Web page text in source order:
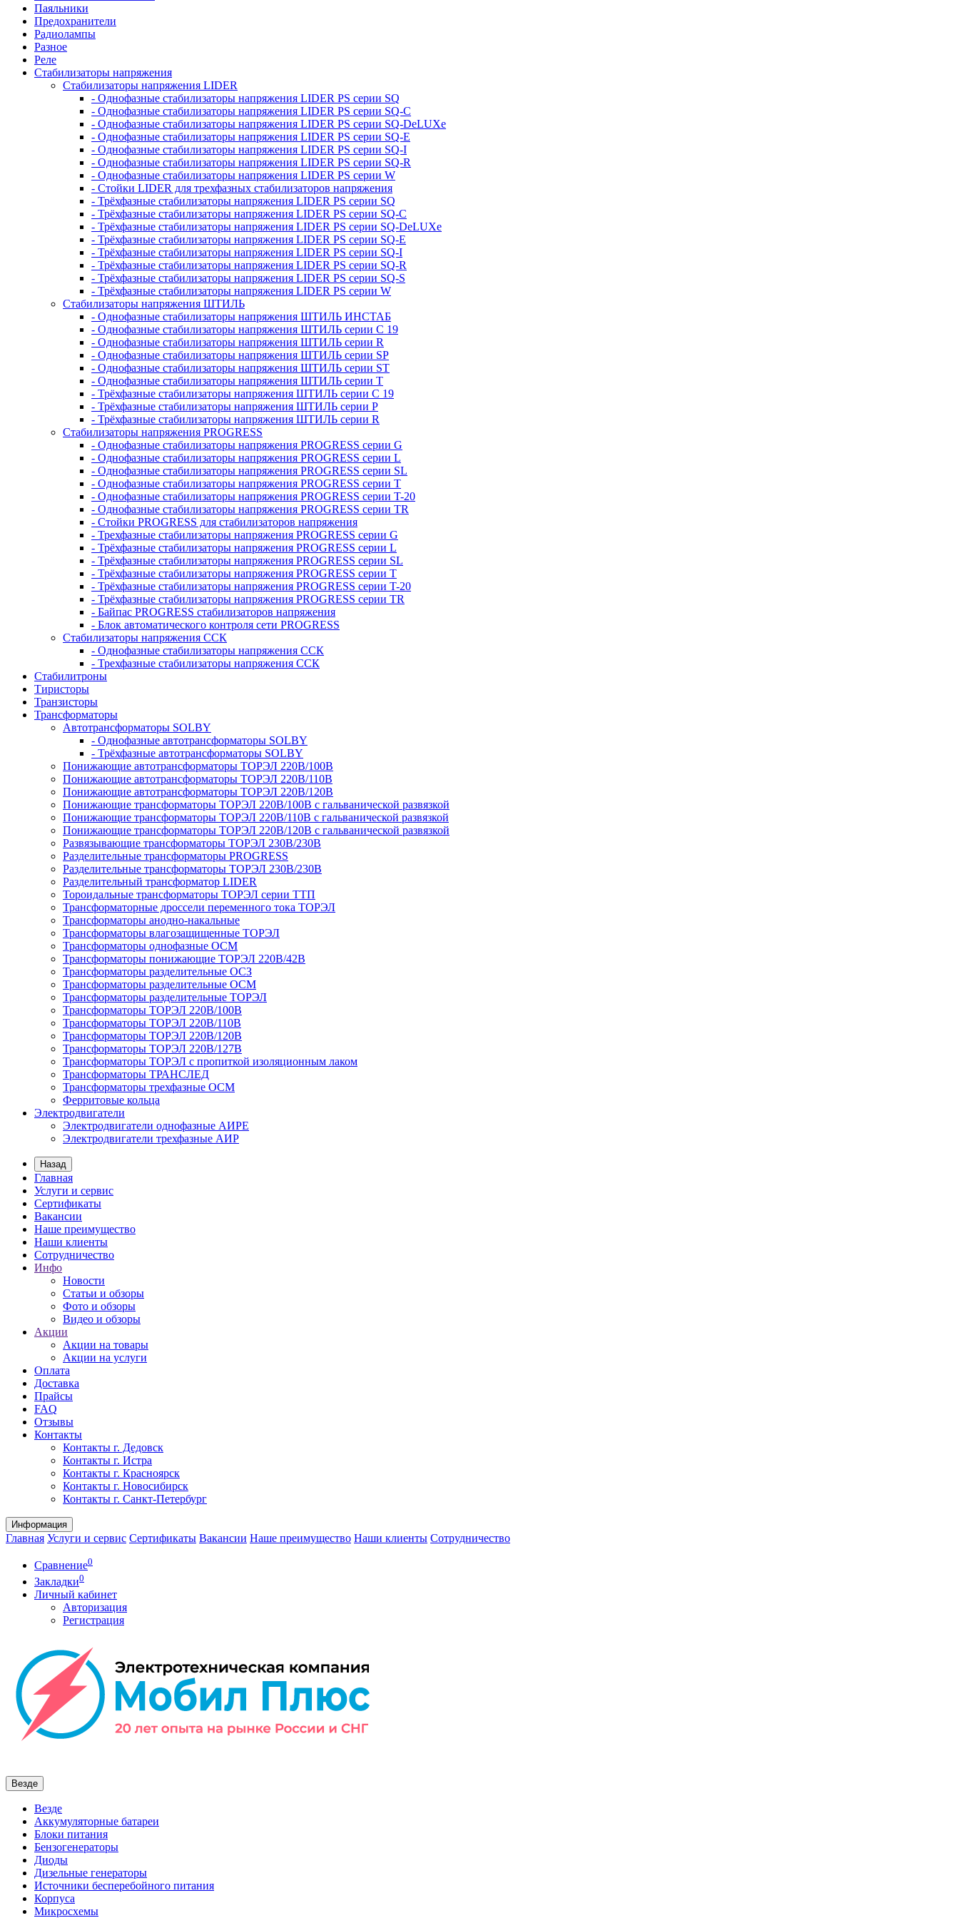
Паяльники
Предохранители
Радиолампы
Разное
Реле
Стабилизаторы напряжения
Стабилизаторы напряжения LIDER
- Однофазные стабилизаторы напряжения LIDER PS серии SQ
- Однофазные стабилизаторы напряжения LIDER PS серии SQ-C
- Однофазные стабилизаторы напряжения LIDER PS серии SQ-DeLUXe
- Однофазные стабилизаторы напряжения LIDER PS серии SQ-E
- Однофазные стабилизаторы напряжения LIDER PS серии SQ-I
- Однофазные стабилизаторы напряжения LIDER PS серии SQ-R
- Однофазные стабилизаторы напряжения LIDER PS серии W
- Стойки LIDER для трехфазных стабилизаторов напряжения
- Трёхфазные стабилизаторы напряжения LIDER PS серии SQ
- Трёхфазные стабилизаторы напряжения LIDER PS серии SQ-C
- Трёхфазные стабилизаторы напряжения LIDER PS серии SQ-DeLUXe
- Трёхфазные стабилизаторы напряжения LIDER PS серии SQ-E
- Трёхфазные стабилизаторы напряжения LIDER PS серии SQ-I
- Трёхфазные стабилизаторы напряжения LIDER PS серии SQ-R
- Трёхфазные стабилизаторы напряжения LIDER PS серии SQ-S
- Трёхфазные стабилизаторы напряжения LIDER PS серии W
Стабилизаторы напряжения ШТИЛЬ
- Однофазные стабилизаторы напряжения ШТИЛЬ ИНСТАБ
- Однофазные стабилизаторы напряжения ШТИЛЬ серии C 19
- Однофазные стабилизаторы напряжения ШТИЛЬ серии R
- Однофазные стабилизаторы напряжения ШТИЛЬ серии SP
- Однофазные стабилизаторы напряжения ШТИЛЬ серии ST
- Однофазные стабилизаторы напряжения ШТИЛЬ серии T
- Трёхфазные стабилизаторы напряжения ШТИЛЬ серии C 19
- Трёхфазные стабилизаторы напряжения ШТИЛЬ серии P
- Трёхфазные стабилизаторы напряжения ШТИЛЬ серии R
Стабилизаторы напряжения PROGRESS
- Однофазные стабилизаторы напряжения PROGRESS серии G
- Однофазные стабилизаторы напряжения PROGRESS серии L
- Однофазные стабилизаторы напряжения PROGRESS серии SL
- Однофазные стабилизаторы напряжения PROGRESS серии T
- Однофазные стабилизаторы напряжения PROGRESS серии T-20
- Однофазные стабилизаторы напряжения PROGRESS серии TR
- Стойки PROGRESS для стабилизаторов напряжения
- Трехфазные стабилизаторы напряжения PROGRESS серии G
- Трёхфазные стабилизаторы напряжения PROGRESS серии L
- Трёхфазные стабилизаторы напряжения PROGRESS серии SL
- Трёхфазные стабилизаторы напряжения PROGRESS серии T
- Трёхфазные стабилизаторы напряжения PROGRESS серии T-20
- Трёхфазные стабилизаторы напряжения PROGRESS серии TR
- Байпас PROGRESS стабилизаторов напряжения
- Блок автоматического контроля сети PROGRESS
Стабилизаторы напряжения ССК
- Однофазные стабилизаторы напряжения ССК
- Трехфазные стабилизаторы напряжения ССК
Стабилитроны
Тиристоры
Транзисторы
Трансформаторы
Автотрансформаторы SOLBY
- Однофазные автотрансформаторы SOLBY
- Трёхфазные автотрансформаторы SOLBY
Понижающие автотрансформаторы ТОРЭЛ 220В/100В
Понижающие автотрансформаторы ТОРЭЛ 220В/110В
Понижающие автотрансформаторы ТОРЭЛ 220В/120В
Понижающие трансформаторы ТОРЭЛ 220В/100В с гальванической развязкой
Понижающие трансформаторы ТОРЭЛ 220В/110В с гальванической развязкой
Понижающие трансформаторы ТОРЭЛ 220В/120В с гальванической развязкой
Развязывающие трансформаторы ТОРЭЛ 230В/230В
Разделительные трансформаторы PROGRESS
Разделительные трансформаторы ТОРЭЛ 230В/230В
Разделительный трансформатор LIDER
Тороидальные трансформаторы ТОРЭЛ серии ТТП
Трансформаторные дроссели переменного тока ТОРЭЛ
Трансформаторы анодно-накальные
Трансформаторы влагозащищенные ТОРЭЛ
Трансформаторы однофазные ОСМ
Трансформаторы понижающие ТОРЭЛ 220В/42В
Трансформаторы разделительные ОСЗ
Трансформаторы разделительные ОСМ
Трансформаторы разделительные ТОРЭЛ
Трансформаторы ТОРЭЛ 220В/100В
Трансформаторы ТОРЭЛ 220В/110В
Трансформаторы ТОРЭЛ 220В/120В
Трансформаторы ТОРЭЛ 220В/127В
Трансформаторы ТОРЭЛ с пропиткой изоляционным лаком
Трансформаторы ТРАНСЛЕД
Трансформаторы трехфазные ОСМ
Ферритовые кольца
Электродвигатели
Электродвигатели однофазные АИРЕ
Электродвигатели трехфазные АИР
Назад
Главная
Услуги и сервис
Сертификаты
Вакансии
Наше преимущество
Наши клиенты
Сотрудничество
Инфо
Новости
Статьи и обзоры
Фото и обзоры
Видео и обзоры
Акции
Акции на товары
Акции на услуги
Оплата
Доставка
Прайсы
FAQ
Отзывы
Контакты
Контакты г. Дедовск
Контакты г. Истра
Контакты г. Красноярск
Контакты г. Новосибирск
Контакты г. Санкт-Петербург
Информация
Главная Услуги и сервис Сертификаты Вакансии Наше преимущество Наши клиенты Сотрудничество
Сравнение0
Закладки0
Личный кабинет
Авторизация
Регистрация
Везде
Везде
Аккумуляторные батареи
Блоки питания
Бензогенераторы
Диоды
Дизельные генераторы
Источники бесперебойного питания
Корпуса
Микросхемы